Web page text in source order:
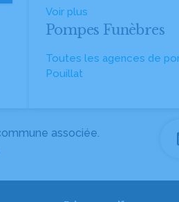
Voir plus
Pompes Funèbres
Toutes les agences de
Pouillat
associée.